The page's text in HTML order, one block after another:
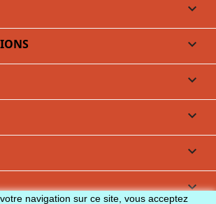






navigation sur ce site, vous acceptez